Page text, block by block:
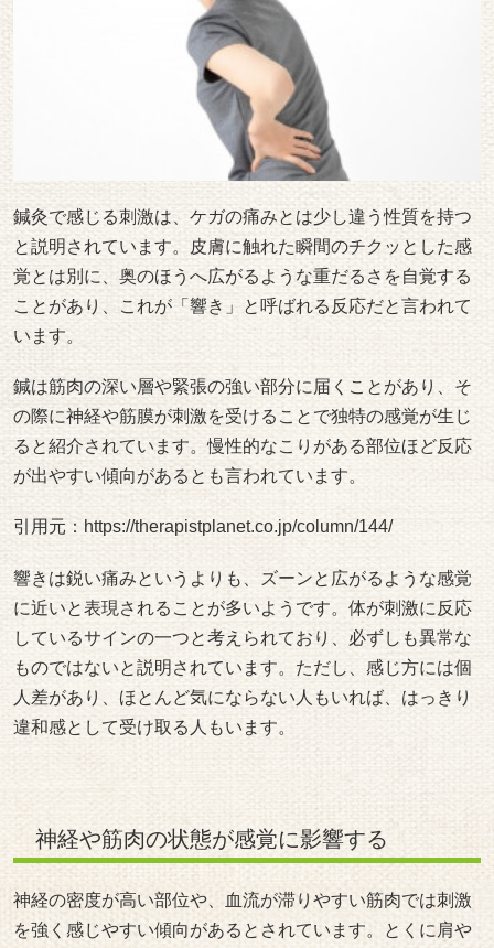
鍼灸で感じる刺激は、ケガの痛みとは少し違う性質を持つ
と説明されています。皮膚に触れた瞬間のチクッとした感
覚とは別に、奥のほうへ広がるような重だるさを自覚する
ことがあり、これが「響き」と呼ばれる反応だと言われて
います。
鍼は筋肉の深い層や緊張の強い部分に届くことがあり、そ
の際に神経や筋膜が刺激を受けることで独特の感覚が生じ
ると紹介されています。慢性的なこりがある部位ほど反応
が出やすい傾向があるとも言われています。
引用元： https://therapistplanet.co.jp/column/144/
響きは鋭い痛みというよりも、ズーンと広がるような感覚
に近いと表現されることが多いようです。体が刺激に反応
しているサインの一つと考えられており、必ずしも異常な
ものではないと説明されています。ただし、感じ方には個
人差があり、ほとんど気にならない人もいれば、はっきり
違和感として受け取る人もいます。
神経や筋肉の状態が感覚に影響する
神経の密度が高い部位や、血流が滞りやすい筋肉では刺激
を強く感じやすい傾向があるとされています。とくに肩や